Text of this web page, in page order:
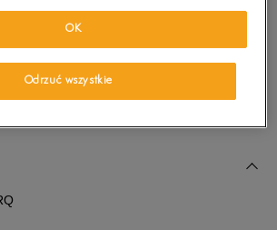
gdy będzie dostępny, otrzymasz od nas
Odrzuć wszystkie
OK